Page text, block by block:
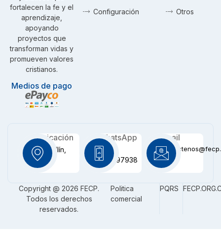
fortalecen la fe y el
aprendizaje,
apoyando
proyectos que
transforman vidas y
promueven valores
cristianos.
Medios de pago
Configuración Otros
Ubicación
Medellín,
CO
WhatsApp
+57
3116097938
Email
Copyright @ 2026 FECP.
Todos los derechos
reservados.
Politica
comercial
PQRS